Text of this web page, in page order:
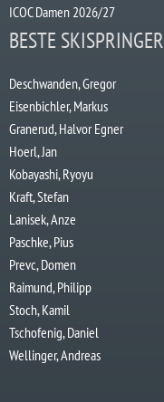
ICOC Damen 2026/27
BESTE SKISPRINGER
Deschwanden, Gregor
Eisenbichler, Markus
Granerud, Halvor Egner
Hoerl, Jan
Kobayashi, Ryoyu
Kraft, Stefan
Lanisek, Anze
Paschke, Pius
Prevc, Domen
Raimund, Philipp
Stoch, Kamil
Tschofenig, Daniel
Wellinger, Andreas